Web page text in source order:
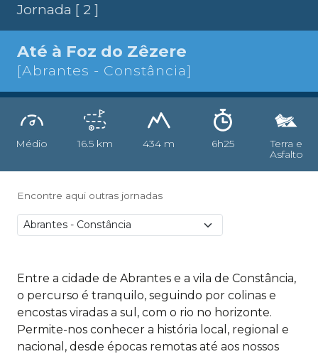
Jornada [ 2 ]
Até à Foz do Zêzere
[Abrantes - Constância]
Médio 16.5 km 434 m 6h25
Terra e
Asfalto
Encontre aqui outras jornadas
Entre a cidade de Abrantes e a vila de Constância,
o percurso é tranquilo, seguindo por colinas e
encostas viradas a sul, com o rio no horizonte.
Permite-nos conhecer a história local, regional e
nacional, desde épocas remotas até aos nossos